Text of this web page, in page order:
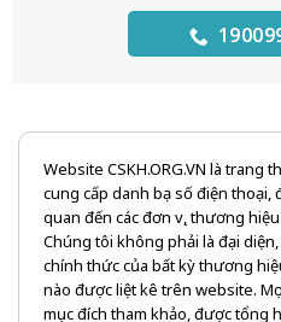
Website CSKH.ORG.VN là trang
cung cấp danh bạ số điện thoại,
quan đến các đơn vị, thương
Chúng tôi không phải là đại
chính thức của bất kỳ thương
nào được liệt kê trên website.
mục đích tham khảo, được tổng